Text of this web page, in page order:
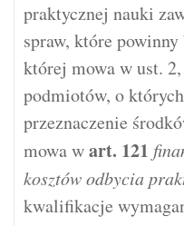
praktycznej nauki
spraw, które
której mowa w ust.
podmiotów, o
przeznaczenie
mowa wart. 121
kosztów odbycia
kwalifikacje